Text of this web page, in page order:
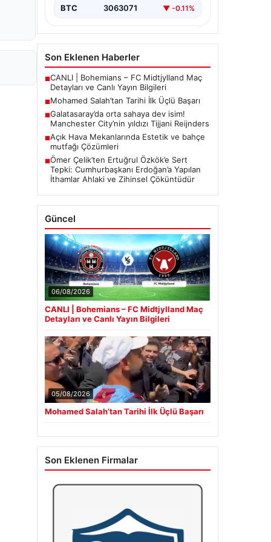
BTC 3063071 ▼ -0.11%
Son Eklenen Haberler
■CANLI | Bohemians – FC Midtjylland Maç
Detayları ve Canlı Yayın Bilgileri
■Mohamed Salah’tan Tarihi İlk Üçlü Başarı
■Galatasaray’da orta sahaya dev isim!
Manchester City’nin yıldızı Tijjani Reijnders
■Açık Hava Mekanlarında Estetik ve bahçe
mutfağı Çözümleri
■Ömer Çelik’ten Ertuğrul Özkök’e Sert
Tepki: Cumhurbaşkanı Erdoğan’a Yapılan
İthamlar Ahlaki ve Zihinsel Çöküntüdür
Güncel
06/08/2026
CANLI | Bohemians – FC Midtjylland Maç
Detayları ve Canlı Yayın Bilgileri
05/08/2026
Mohamed Salah’tan Tarihi İlk Üçlü Başarı
Son Eklenen Firmalar